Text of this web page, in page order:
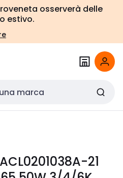
osserverà delle
estivo.
21